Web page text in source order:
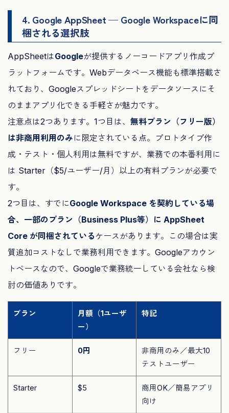
4. Google AppSheet — Google Workspaceに同
梱される選択肢
AppSheetはGoogleが提供するノーコードアプリ作成プ
ラットフォームです。Webデータベース機能も標準搭載さ
れており、Googleスプレッドシートをデータソースにそ
のままアプリ化できる手軽さが魅力です。
注意点は2つあります。1つ目は、 無料プラン（フリー版）
は非商用利用のみ に限定されている点。プロトタイプ作
成・テスト・個人利用は無料ですが、業務での本番利用に
は Starter（$5/ユーザー/月）以上の有料プランが必要で
す。
2つ目は、すでにGoogle Workspace を契約している場
合、一部のプラン（Business Plus等）に AppSheet
Core が同梱されている ケースがあります。この場合は実
質追加コストなしで業務利用できます。Googleアカウン
トベースなので、Googleで業務統一している会社なら検
討の価値ありです。
プラン
月額（1ユーザ
ー）
特記
フリー 0円
非商用のみ／最大10
テストユーザー
Starter $5
商用OK／簡易アプリ
向け